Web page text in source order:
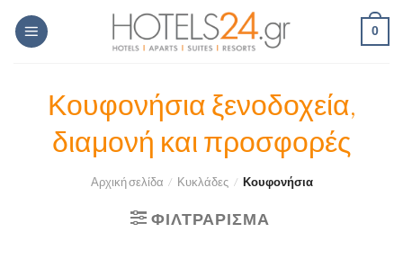
Skip
0
Κουφονήσια ξενοδοχεία,
διαμονή και προσφορές
Αρχική σελίδα / Κυκλάδες / Κουφονήσια
ΦΙΛΤΡΆΡΙΣΜΑ